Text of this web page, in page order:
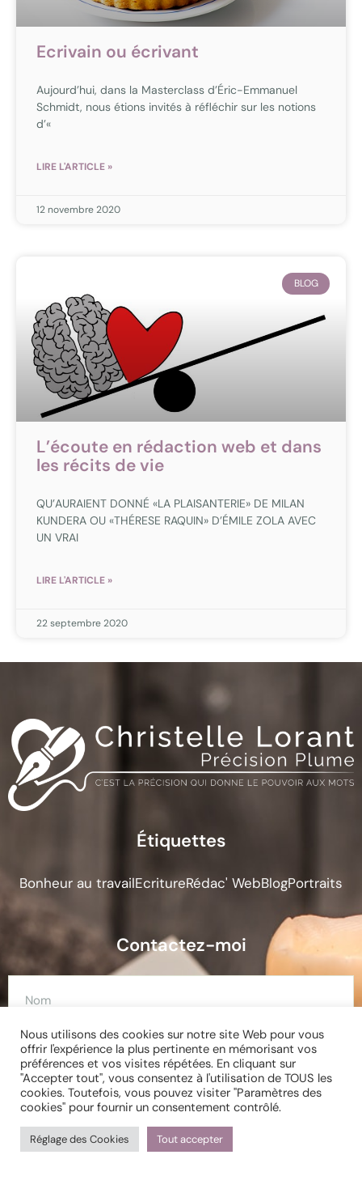
Ecrivain ou écrivant
Aujourd’hui, dans la Masterclass d’Éric-Emmanuel
Schmidt, nous étions invités à réfléchir sur les notions
d’«
LIRE L'ARTICLE »
12 novembre 2020
BLOG
L’écoute en rédaction web et dans
les récits de vie
QU’AURAIENT DONNÉ «LA PLAISANTERIE» DE MILAN
KUNDERA OU «THÉRESE RAQUIN» D’ÉMILE ZOLA AVEC
UN VRAI
LIRE L'ARTICLE »
22 septembre 2020
Étiquettes
Bonheur au travailEcritureRédac' WebBlogPortraits
Contactez-moi
Nous utilisons des cookies sur notre site Web pour vous
offrir l'expérience la plus pertinente en mémorisant vos
préférences et vos visites répétées. En cliquant sur
"Accepter tout", vous consentez à l'utilisation de TOUS les
cookies. Toutefois, vous pouvez visiter "Paramètres des
cookies" pour fournir un consentement contrôlé.
Réglage des Cookies Tout accepter